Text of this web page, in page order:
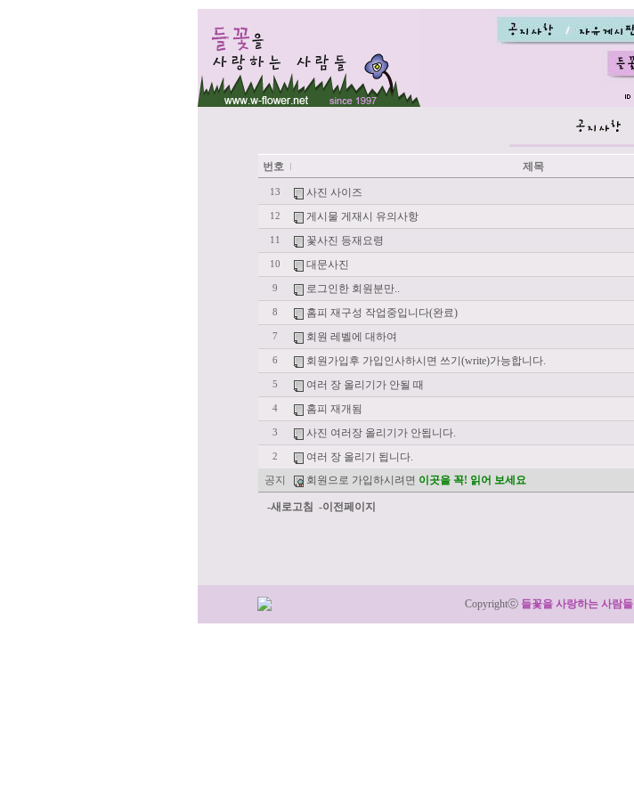
번호 제목
13 사진 사이즈
12 게시물 게재시 유의사항
11 꽃사진 등재요령
10 대문사진
9 로그인한 회원분만..
8 홈피 재구성 작업중입니다(완료)
7 회원 레벨에 대하여
6 회원가입후 가입인사하시면 쓰기(write)가능합니다.
5 여러 장 올리기가 안될 때
4 홈피 재개됨
3 사진 여러장 올리기가 안됩니다.
2 여러 장 올리기 됩니다.
공지 회원으로 가입하시려면 이곳을 꼭! 읽어 보세요
-새로고침 -이전페이지
Copyrightⓒ 들꽃을 사랑하는 사람들